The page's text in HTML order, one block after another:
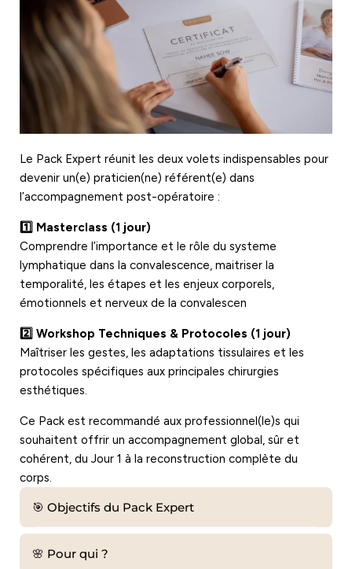
Le Pack Expert réunit les deux volets indispensables pour
devenir un(e) praticien(ne) référent(e) dans
l’accompagnement post-opératoire :
1️⃣ Masterclass (1 jour)
Comprendre l’importance et le rôle du systeme
lymphatique dans la convalescence, maitriser la
temporalité, les étapes et les enjeux corporels,
émotionnels et nerveux de la convalescen
2️⃣ Workshop Techniques & Protocoles (1 jour)
Maîtriser les gestes, les adaptations tissulaires et les
protocoles spécifiques aux principales chirurgies
esthétiques.
Ce Pack est recommandé aux professionnel(le)s qui
souhaitent offrir un accompagnement global, sûr et
cohérent, du Jour 1 à la reconstruction complète du
corps.
🎯 Objectifs du Pack Expert
🌸 Pour qui ?